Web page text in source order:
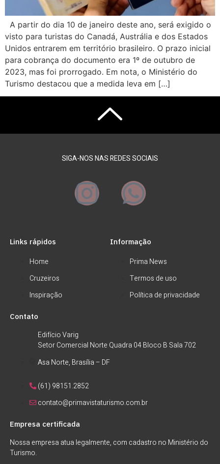
A partir do dia 10 de janeiro deste ano, será exigido o
visto para turistas do Canadá, Austrália e dos Estados
Unidos entrarem em território brasileiro. O prazo inicial
para cobrança do documento era 1º de outubro de
2023, mas foi prorrogado. Em nota, o Ministério do
Turismo destacou que a medida leva em […]
SIGA-NOS NAS REDES SOCIAIS
Links rápidos
Home
Cruzeiros
Inspiração
Informação
Prima News
Termos de uso
Política de privacidade
Contato
Edifício Varig
Setor Comercial Norte Quadra 04 Bloco B Sala 702
Asa Norte, Brasília – DF
(61) 98151.2852
contato@primavistaturismo.com.br
Empresa certificada
Nossa empresa atua legalmente, com cadastro no Ministério do
Turismo.